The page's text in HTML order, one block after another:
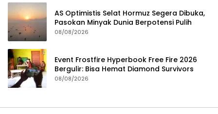
AS Optimistis Selat Hormuz Segera Dibuka,
Pasokan Minyak Dunia Berpotensi Pulih
08/08/2026
Event Frostfire Hyperbook Free Fire 2026
Bergulir: Bisa Hemat Diamond Survivors
08/08/2026